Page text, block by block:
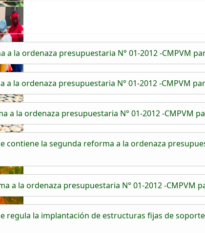
a la ordenaza presupuestaria N° 01-2012 -CMPVM
a la ordenaza presupuestaria N° 01-2012 -CMPVM
a la ordenaza presupuestaria N° 01-2012 -CMPVM
contiene la segunda reforma a la ordenaza
a la ordenaza presupuestaria N° 01-2012 -CMPVM
regula la implantación de estructuras fijas de